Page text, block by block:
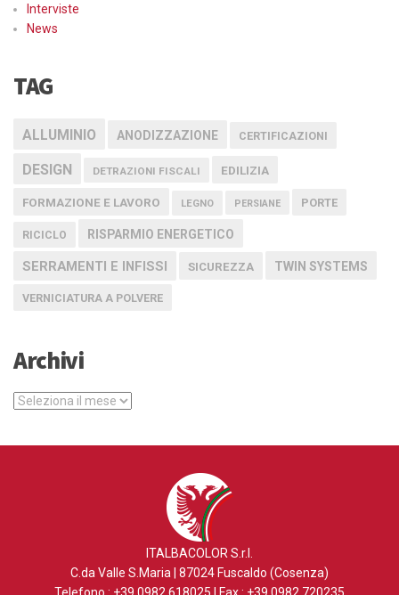
Interviste
News
TAG
ALLUMINIO ANODIZZAZIONE CERTIFICAZIONI
DESIGN DETRAZIONI FISCALI EDILIZIA
FORMAZIONE E LAVORO LEGNO PERSIANE PORTE
RICICLO RISPARMIO ENERGETICO
SERRAMENTI E INFISSI SICUREZZA TWIN SYSTEMS
VERNICIATURA A POLVERE
Archivi
Archivi
ITALBACOLOR S.r.l.
C.da Valle S.Maria | 87024 Fuscaldo (Cosenza)